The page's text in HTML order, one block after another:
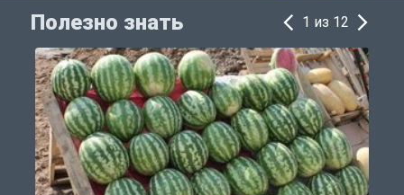
Полезно знать 1 из 12